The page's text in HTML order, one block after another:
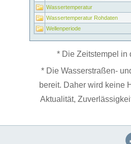
Wassertemperatur
Wassertemperatur Rohdaten
Wellenperiode
* Die Zeitstempel in
* Die Wasserstraßen-
bereit. Daher wird keine
Aktualität,